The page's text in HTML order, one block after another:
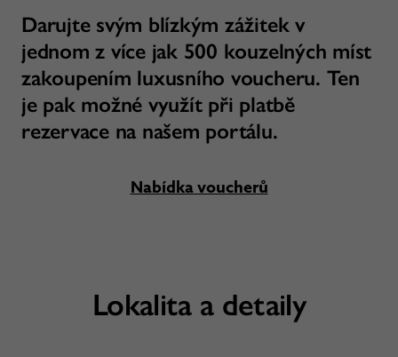
Darujte svým blízkým zážitek v
jednom z více jak 500 kouzelných míst
zakoupením luxusního voucheru. Ten
je pak možné využít při platbě
rezervace na našem portálu.
Nabídka voucherů
Lokalita a detaily